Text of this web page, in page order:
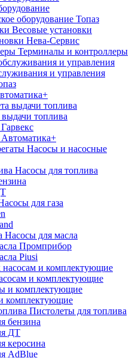
оборудование Топаз
Весовые установки
Нева-Сервис
Терминалы и контроллеры
и управления
топлива
Насосы и насосные
Насосы для топлива
для газа
Насосы для масла
Промприбор
Piusi
и комплектующие
комплектующие
Пистолеты для топлива
бензина
ДТ
керосина
AdBlue